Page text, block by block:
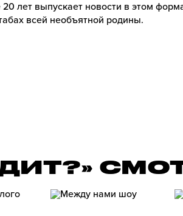
лет выпускает новости в этом
всей необъятной родины.